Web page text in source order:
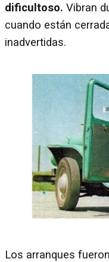
dificultoso. Vibran
cuando están
inadvertidas.
Los arranques